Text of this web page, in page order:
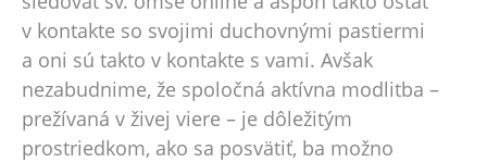
v kontakte so svojimi duchovnými pastiermi
a oni sú takto v kontakte s vami. Avšak
nezabudnime, že spoločná aktívna modlitba –
prežívaná v živej viere – je dôležitým
prostriedkom, ako sa posvätiť, ba možno